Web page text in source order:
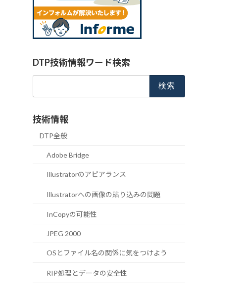
DTP技術情報ワード検索
技術情報
DTP全般
Adobe Bridge
Illustratorのアピアランス
Illustratorへの画像の貼り込みの問題
InCopyの可能性
JPEG 2000
OSとファイル名の関係に気をつけよう
RIP処理とデータの安全性